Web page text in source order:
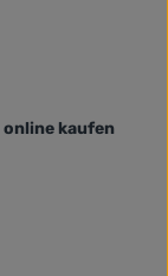
online kaufen